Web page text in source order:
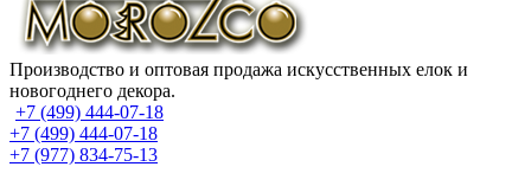
Производство и оптовая продажа искусственных елок и
новогоднего декора.
+7 (499) 444-07-18
+7 (499) 444-07-18
+7 (977) 834-75-13